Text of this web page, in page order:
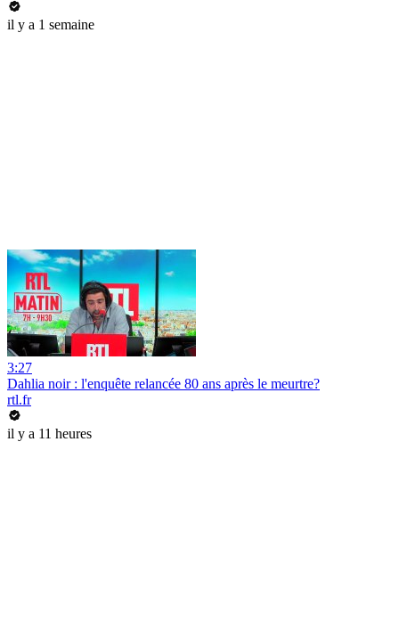
il y a 1 semaine
3:27
Dahlia noir : l'enquête relancée 80 ans après le meurtre?
rtl.fr
il y a 11 heures